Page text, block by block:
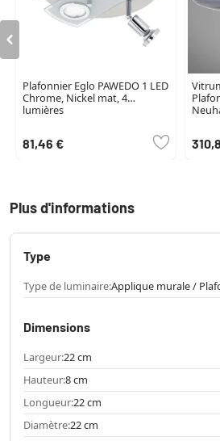
Plafonnier Eglo PAWEDO 1 LED
Chrome, Nickel mat, 4
lumières
81,46 €
Plus d'informations
Type
Type de luminaire:Applique murale /
Dimensions
Largeur:22 cm
Hauteur:8 cm
Longueur:22 cm
Diamètre:22 cm